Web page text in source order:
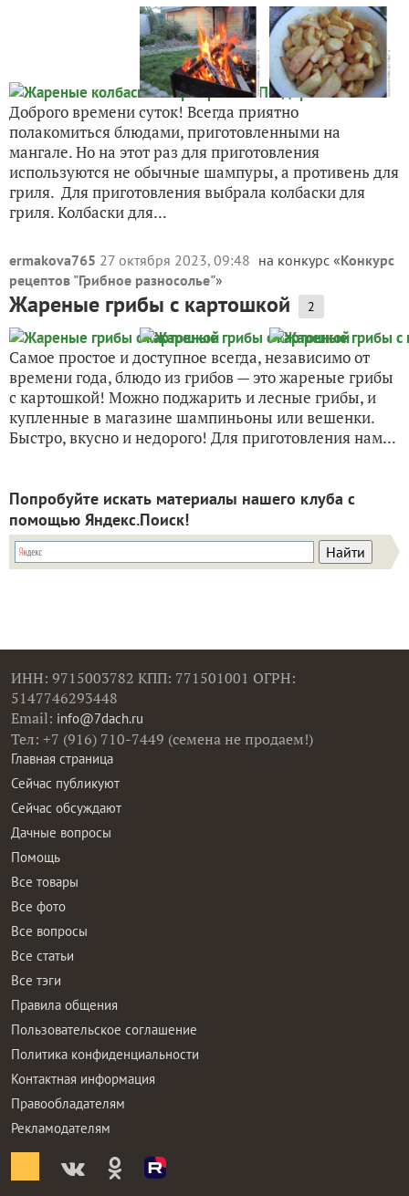
Доброго времени суток! Всегда приятно
полакомиться блюдами, приготовленными на
мангале. Но на этот раз для приготовления
используются не обычные шампуры, а противень для
гриля. Для приготовления выбрала колбаски для
гриля. Колбаски для...
ermakova765 27 октября 2023, 09:48 на конкурс «Конкурс
рецептов "Грибное разносолье"»
Жареные грибы с картошкой 2
Самое простое и доступное всегда, независимо от
времени года, блюдо из грибов — это жареные грибы
с картошкой! Можно поджарить и лесные грибы, и
купленные в магазине шампиньоны или вешенки.
Быстро, вкусно и недорого! Для приготовления нам...
Попробуйте искать материалы нашего клуба с
помощью Яндекс.Поиск!
ИНН: 9715003782 КПП: 771501001 ОГРН:
5147746293448
Email: info@7dach.ru
Тел: +7 (916) 710-7449 (семена не продаем!)
Главная страница
Сейчас публикуют
Сейчас обсуждают
Дачные вопросы
Помощь
Все товары
Все фото
Все вопросы
Все статьи
Все тэги
Правила общения
Пользовательское соглашение
Политика конфиденциальности
Контактная информация
Правообладателям
Рекламодателям